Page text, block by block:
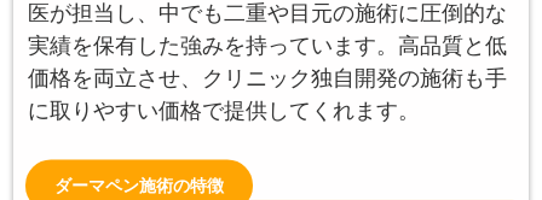
医が担当し、中でも二重や目元の施術に圧倒的な
実績を保有した強みを持っています。高品質と低
価格を両立させ、クリニック独自開発の施術も手
に取りやすい価格で提供してくれます。
ダーマペン施術の特徴